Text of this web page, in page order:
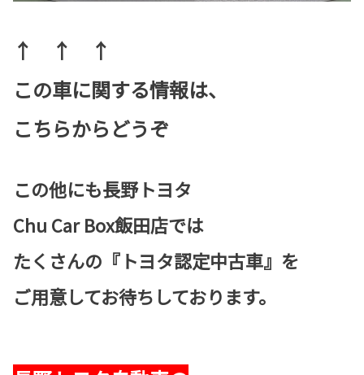
↑ ↑ ↑
この車に関する情報は、
こちらからどうぞ
この他にも長野トヨタ
Chu Car Box飯田店では
たくさんの『トヨタ認定中古車』を
ご用意してお待ちしております。